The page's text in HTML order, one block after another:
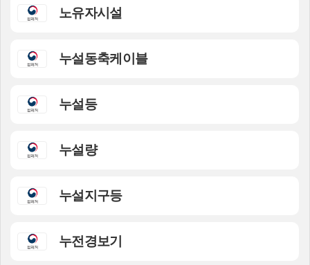
노유자시설
누설동축케이블
누설등
누설량
누설지구등
누전경보기